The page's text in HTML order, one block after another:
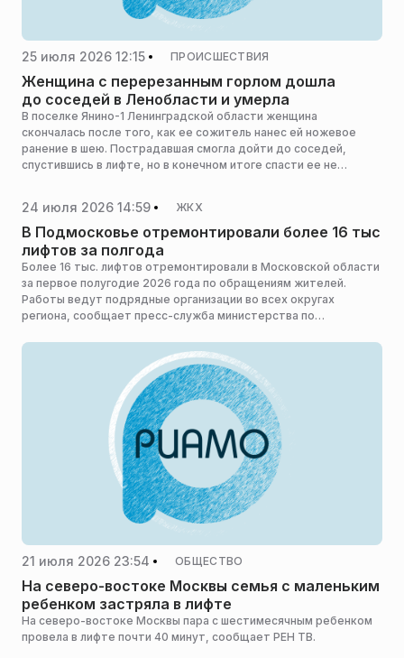
25 июля 2026 12:15 ПРОИСШЕСТВИЯ
Женщина с перерезанным горлом дошла
до соседей в Ленобласти и умерла
В поселке Янино-1 Ленинградской области женщина
скончалась после того, как ее сожитель нанес ей ножевое
ранение в шею. Пострадавшая смогла дойти до соседей,
спустившись в лифте, но в конечном итоге спасти ее не
24 июля 2026 14:59 ЖКХ
В Подмосковье отремонтировали более 16 тыс
лифтов за полгода
Более 16 тыс. лифтов отремонтировали в Московской области
за первое полугодие 2026 года по обращениям жителей.
Работы ведут подрядные организации во всех округах
региона, сообщает пресс-служба министерства по
надзору Московской области.
21 июля 2026 23:54 ОБЩЕСТВО
На северо-востоке Москвы семья с маленьким
ребенком застряла в лифте
На северо-востоке Москвы пара с шестимесячным ребенком
провела в лифте почти 40 минут, сообщает РЕН ТВ.